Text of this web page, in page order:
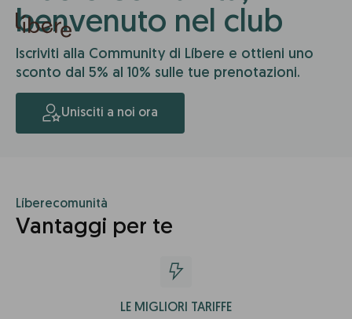
benvenuto nel club
Iscriviti alla Community di Líbere e ottieni uno
sconto dal 5% al 10% sulle tue prenotazioni.
Unisciti a noi ora
Líberecomunità
Vantaggi per te
LE MIGLIORI TARIFFE